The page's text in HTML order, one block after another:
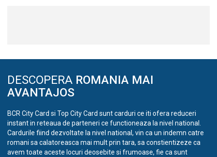
DESCOPERA ROMANIA MAI
AVANTAJOS
BCR City Card si Top City Card sunt carduri ce iti ofera reduceri
instant in reteaua de parteneri ce functioneaza la nivel national.
Cardurile fiind dezvoltate la nivel national, vin ca un indemn catre
romani sa calatoreasca mai mult prin tara, sa constientizeze ca
avem toate aceste locuri deosebite si frumoase, fie ca sunt